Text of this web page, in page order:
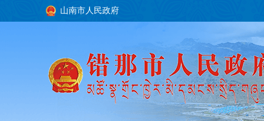
山南市人民政府